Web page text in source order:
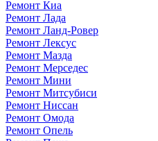
Ремонт Киа
Ремонт Лада
Ремонт Ланд-Ровер
Ремонт Лексус
Ремонт Мазда
Ремонт Мерседес
Ремонт Мини
Ремонт Митсубиси
Ремонт Ниссан
Ремонт Омода
Ремонт Опель